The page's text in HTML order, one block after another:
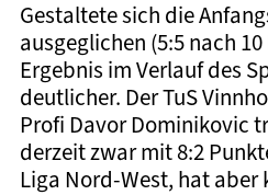
Gestaltete sich die
ausgeglichen (5:5 nach
Ergebnis im Verlauf des
deutlicher. Der TuS
Profi Davor Dominikovic
derzeit zwar mit 8:2
Liga Nord-West, hat aber